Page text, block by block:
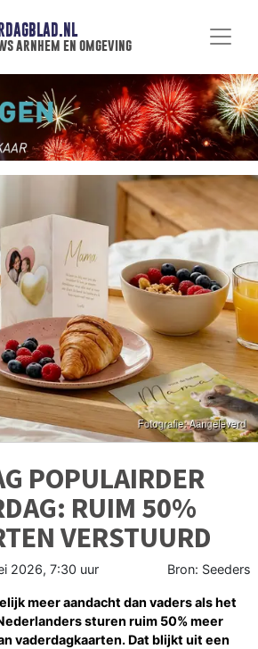
arnhem en omgeving
POPULAIRDER
RUIM 50%
VERSTUURD
2026, 7:30 uur Bron: Seeders
meer aandacht dan vaders als het
sturen ruim 50% meer
vaderdagkaarten. Dat blijkt uit een